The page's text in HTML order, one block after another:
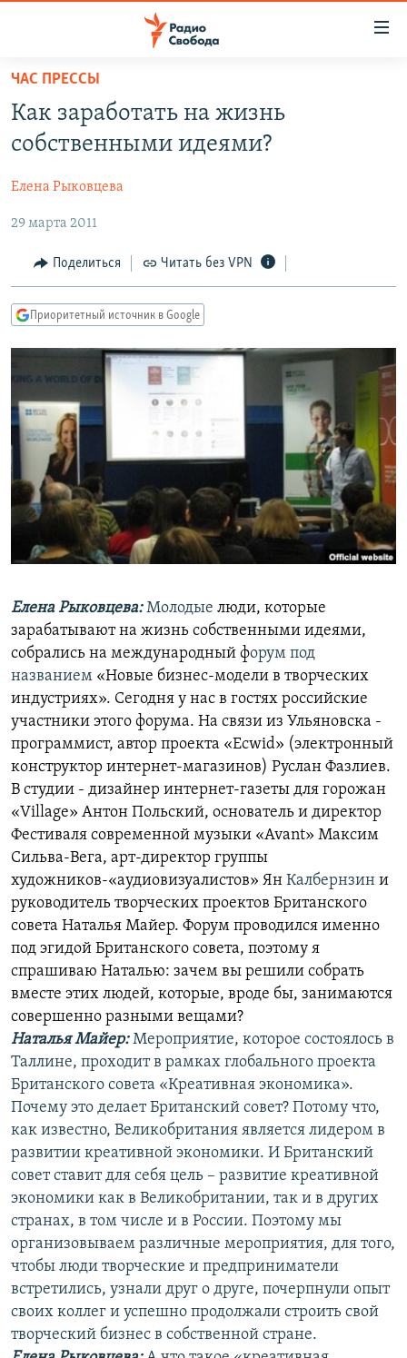
упрощенного
доступа
Вернуться
основному
Вернутся
главной
навигации
Вернутся
ПОДКАСТЫ
ЦИТАТЫ СВОБОДЫ
МНЕНИЯ
КУЛЬТУРА
IDEL.РЕАЛИИ
КАВКАЗ.РЕАЛИИ
СЕВЕР.РЕАЛИИ
СИБИРЬ.РЕАЛИИ
РАСПИСАНИЕ ВЕЩАНИЯ
ПОДПИШИТЕСЬ НА РАССЫЛКУ
СОЦИАЛЬНЫЕ СЕТИ
Все сайты РСЕ/РС
ЧАС ПРЕССЫ
Как заработать на жизнь
собственными идеями?
Елена Рыковцева
29 марта 2011
Поделиться Читать без VPN
Приоритетный источник в Google
Елена Рыковцева:Молодые люди, которые
зарабатывают на жизнь собственными идеями,
собрались на международный форум под
названием «Новые бизнес-модели в творческих
индустриях». Сегодня у нас в гостях российские
участники этого форума. На связи из Ульяновска -
программист, автор проекта «Ecwid» (электронный
конструктор интернет-магазинов) Руслан Фазлиев.
В студии - дизайнер интернет-газеты для горожан
«Village» Антон Польский, основатель и директор
Фестиваля современной музыки «Avant» Максим
Сильва-Вега, арт-директор группы
художников-«аудиовизуалистов» Ян Калбернзин и
руководитель творческих проектов Британского
совета Наталья Майер. Форум проводился именно
под эгидой Британского совета, поэтому я
спрашиваю Наталью: зачем вы решили собрать
вместе этих людей, которые, вроде бы, занимаются
совершенно разными вещами?
Наталья Майер:Мероприятие, которое состоялось в
Таллине, проходит в рамках глобального проекта
Британского совета «Креативная экономика».
Почему это делает Британский совет? Потому что,
как известно, Великобритания является лидером в
развитии креативной экономики. И Британский
совет ставит для себя цель – развитие креативной
экономики как в Великобритании, так и в других
странах, в том числе и в России. Поэтому мы
организовываем различные мероприятия, для того,
чтобы люди творческие и предприниматели
встретились, узнали друг о друге, почерпнули опыт
своих коллег и успешно продолжали строить свой
творческий бизнес в собственной стране.